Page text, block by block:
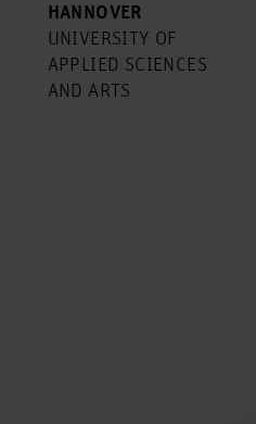
HANNOVER
UNIVERSITY OF
APPLIED SCIENCES
AND ARTS